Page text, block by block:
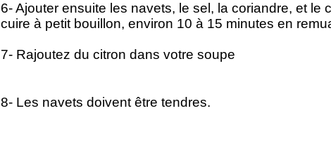
6- Ajouter ensuite les navets, le sel, la coriandre, et
cuire à petit bouillon, environ 10 à 15 minutes en
7- Rajoutez du citron dans votre soupe
8- Les navets doivent être tendres.